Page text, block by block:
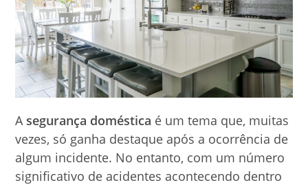
A segurança doméstica é um tema que, muitas
vezes, só ganha destaque após a ocorrência de
algum incidente. No entanto, com um número
significativo de acidentes acontecendo dentro